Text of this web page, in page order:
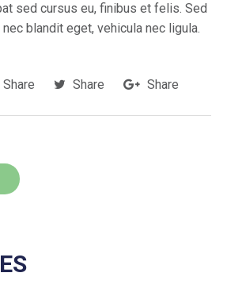
sed cursus eu, finibus et felis. Sed
blandit eget, vehicula nec ligula.
Share Share Share